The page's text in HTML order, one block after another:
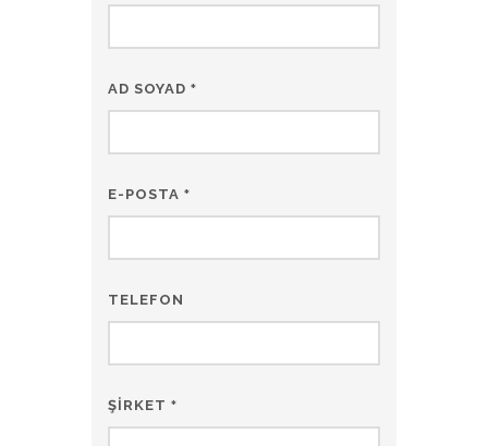
AD SOYAD *
E-POSTA *
TELEFON
ŞIRKET *